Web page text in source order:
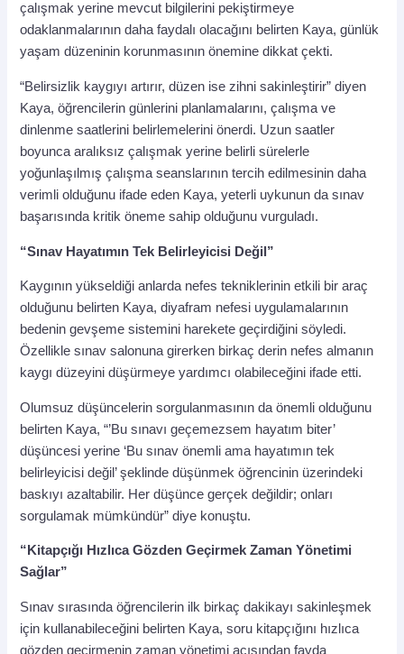
çalışmak yerine mevcut bilgilerini pekiştirmeye
odaklanmalarının daha faydalı olacağını belirten Kaya, günlük
yaşam düzeninin korunmasının önemine dikkat çekti.
“Belirsizlik kaygıyı artırır, düzen ise zihni sakinleştirir” diyen
Kaya, öğrencilerin günlerini planlamalarını, çalışma ve
dinlenme saatlerini belirlemelerini önerdi. Uzun saatler
boyunca aralıksız çalışmak yerine belirli sürelerle
yoğunlaşılmış çalışma seanslarının tercih edilmesinin daha
verimli olduğunu ifade eden Kaya, yeterli uykunun da sınav
başarısında kritik öneme sahip olduğunu vurguladı.
“Sınav Hayatımın Tek Belirleyicisi Değil”
Kaygının yükseldiği anlarda nefes tekniklerinin etkili bir araç
olduğunu belirten Kaya, diyafram nefesi uygulamalarının
bedenin gevşeme sistemini harekete geçirdiğini söyledi.
Özellikle sınav salonuna girerken birkaç derin nefes almanın
kaygı düzeyini düşürmeye yardımcı olabileceğini ifade etti.
Olumsuz düşüncelerin sorgulanmasının da önemli olduğunu
belirten Kaya, “’Bu sınavı geçemezsem hayatım biter’
düşüncesi yerine ‘Bu sınav önemli ama hayatımın tek
belirleyicisi değil’ şeklinde düşünmek öğrencinin üzerindeki
baskıyı azaltabilir. Her düşünce gerçek değildir; onları
sorgulamak mümkündür” diye konuştu.
“Kitapçığı Hızlıca Gözden Geçirmek Zaman Yönetimi
Sağlar”
Sınav sırasında öğrencilerin ilk birkaç dakikayı sakinleşmek
için kullanabileceğini belirten Kaya, soru kitapçığını hızlıca
gözden geçirmenin zaman yönetimi açısından fayda